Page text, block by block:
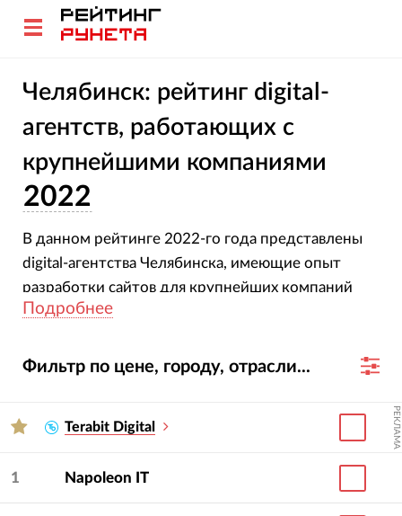
Челябинск: рейтинг digital-
агентств, работающих с
крупнейшими компаниями
2022
В данном рейтинге 2022-го года представлены
digital-агентства Челябинска, имеющие опыт
разработки сайтов для крупнейших компаний
России и мира.
Подробнее
Фильтр по цене, городу, отрасли...
Terabit Digital РЕКЛАМА
1 Napoleon IT